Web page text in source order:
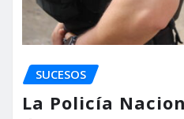
SUCESOS
La Policía